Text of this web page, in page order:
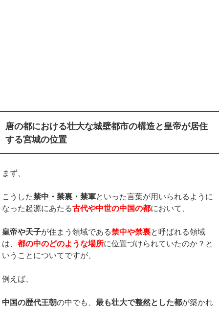
唐の都における壮大な城壁都市の構造と皇帝が居住
する宮城の位置
まず、
こうした禁中・禁裏・禁軍といった言葉が用いられるように
なった起源にあたる古代や中世の中国の都において、
皇帝や天子が住まう領域である禁中や禁裏と呼ばれる領域
は、都の中のどのような場所に位置づけられていたのか？と
いうことについてですが、
例えば、
中国の歴代王朝の中でも、最も壮大で整然とした都が築かれ